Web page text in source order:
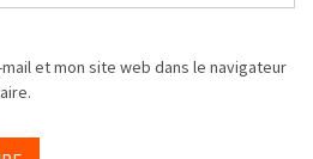
et mon site web dans le navigateur